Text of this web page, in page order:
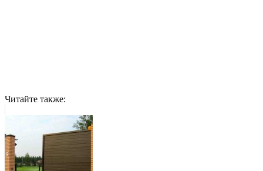
Читайте также: